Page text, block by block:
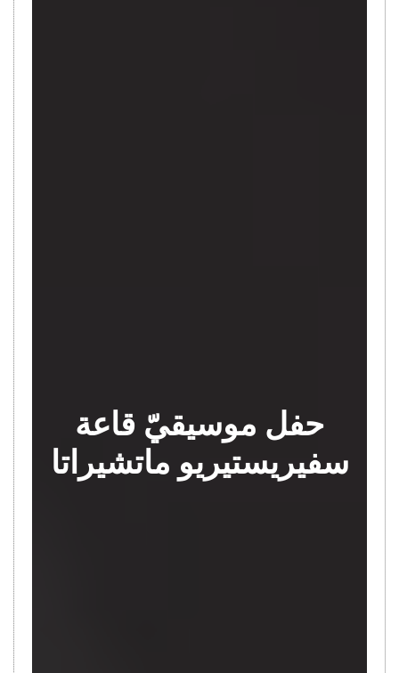
حفل موسيقيّ قاعة
سفيريستيريو ماتشيراتا